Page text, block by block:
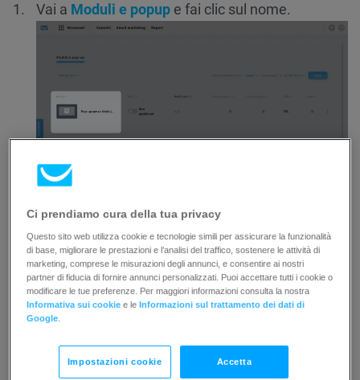
Vai a Moduli e popup e fai clic sul nome.
Clicca su
Clicca sull’iconaAggiungi elementi.
Ci prendiamo cura della tua privacy
Questo sito web utilizza cookie e tecnologie simili per assicurare la funzionalità
di base, migliorare le prestazioni e l’analisi del traffico, sostenere le attività di
marketing, comprese le misurazioni degli annunci, e consentire ai nostri
partner di fiducia di fornire annunci personalizzati. Puoi accettare tutti i cookie o
modificare le tue preferenze. Per maggiori informazioni consulta la nostra
Informativa sui cookie e leInformazioni sul trattamento dei dati di
Google
Impostazioni cookie Accetta